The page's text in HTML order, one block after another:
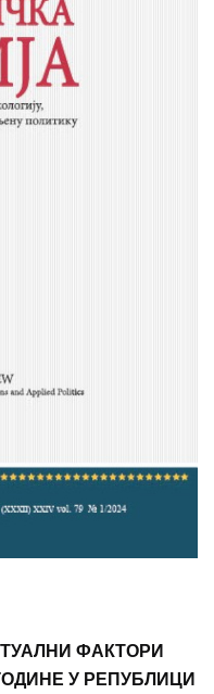
ФАКТОРИ
У РЕПУБЛИЦИ